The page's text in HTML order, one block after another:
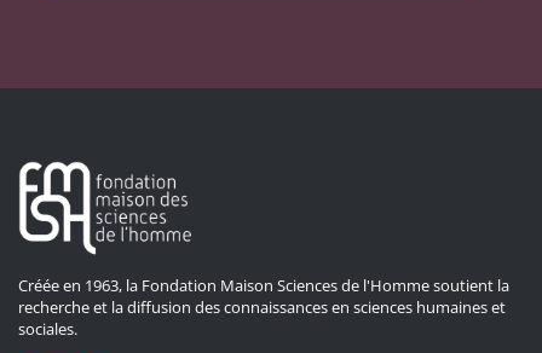
Créée en 1963, la Fondation Maison Sciences de l'Homme soutient la
recherche et la diffusion des connaissances en sciences humaines et
sociales.